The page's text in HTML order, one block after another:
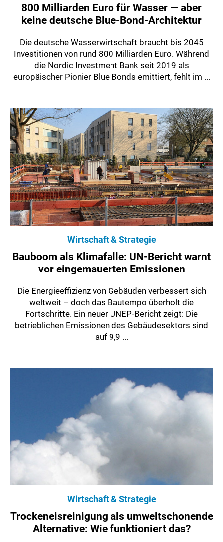
800 Milliarden Euro für Wasser — aber
keine deutsche Blue-Bond-Architektur
Die deutsche Wasserwirtschaft braucht bis 2045
Investitionen von rund 800 Milliarden Euro. Während
die Nordic Investment Bank seit 2019 als
europäischer Pionier Blue Bonds emittiert, fehlt im ...
Wirtschaft & Strategie
Bauboom als Klimafalle: UN-Bericht warnt
vor eingemauerten Emissionen
Die Energieeffizienz von Gebäuden verbessert sich
weltweit – doch das Bautempo überholt die
Fortschritte. Ein neuer UNEP-Bericht zeigt: Die
betrieblichen Emissionen des Gebäudesektors sind
auf 9,9 ...
Wirtschaft & Strategie
Trockeneisreinigung als umweltschonende
Alternative: Wie funktioniert das?